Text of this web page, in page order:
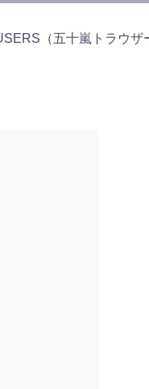
（五十嵐トラウザ